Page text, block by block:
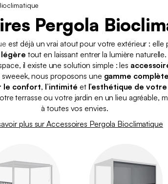
Pergola
est déjà un vrai atout pour votre extérieur : elle
tout en laissant entrer la lumière
il existe une solution simple : les
sweeek, nous proposons une gamme
le confort, l’intimité et l’esthétique de
terrasse ou votre jardin en un lieu agréable,
à toutes vos envies.
plus sur Accessoires Pergola Bioclimatique